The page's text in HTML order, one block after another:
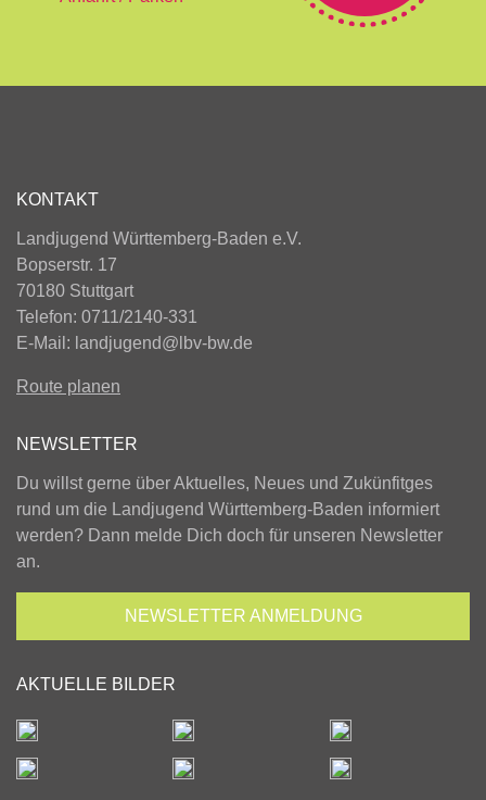
KONTAKT
Landjugend Württemberg-Baden e.V.
Bopserstr. 17
70180 Stuttgart
Telefon: 0711/2140-331
E-Mail: landjugend@lbv-bw.de
Route planen
NEWSLETTER
Du willst gerne über Aktuelles, Neues und Zukünfitges
rund um die Landjugend Württemberg-Baden informiert
werden? Dann melde Dich doch für unseren Newsletter
an.
NEWSLETTER ANMELDUNG
AKTUELLE BILDER